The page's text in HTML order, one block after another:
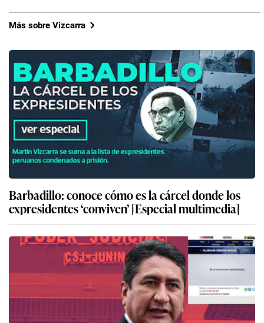
Más sobre Vizcarra
Barbadillo: conoce cómo es la cárcel donde los
expresidentes ‘conviven’ [Especial multimedia]